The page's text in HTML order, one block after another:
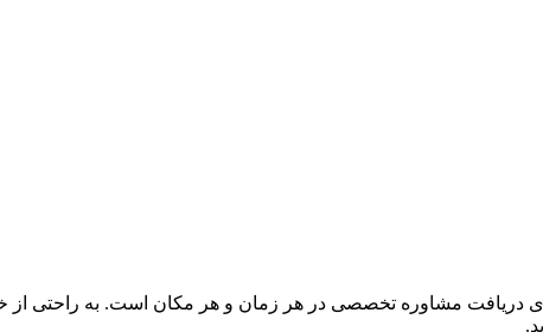
دریافت مشاوره تخصصی در هر زمان و هر مکان است. به راحتی از